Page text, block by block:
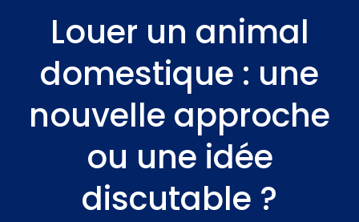
Louer un animal
domestique : une
nouvelle approche
ou une idée
discutable ?